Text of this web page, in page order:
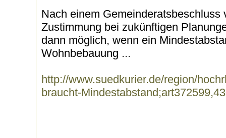
Nach einem Gemeinderatsbeschluss
Zustimmung bei zukünftigen
dann möglich, wenn ein
Wohnbebauung ...
http://www.suedkurier.de/region/
braucht-